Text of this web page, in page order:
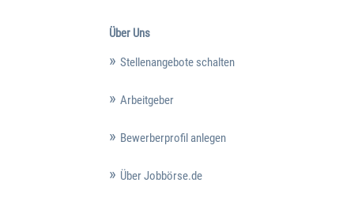
Über Uns
Stellenangebote schalten
Arbeitgeber
Bewerberprofil anlegen
Über Jobbörse.de